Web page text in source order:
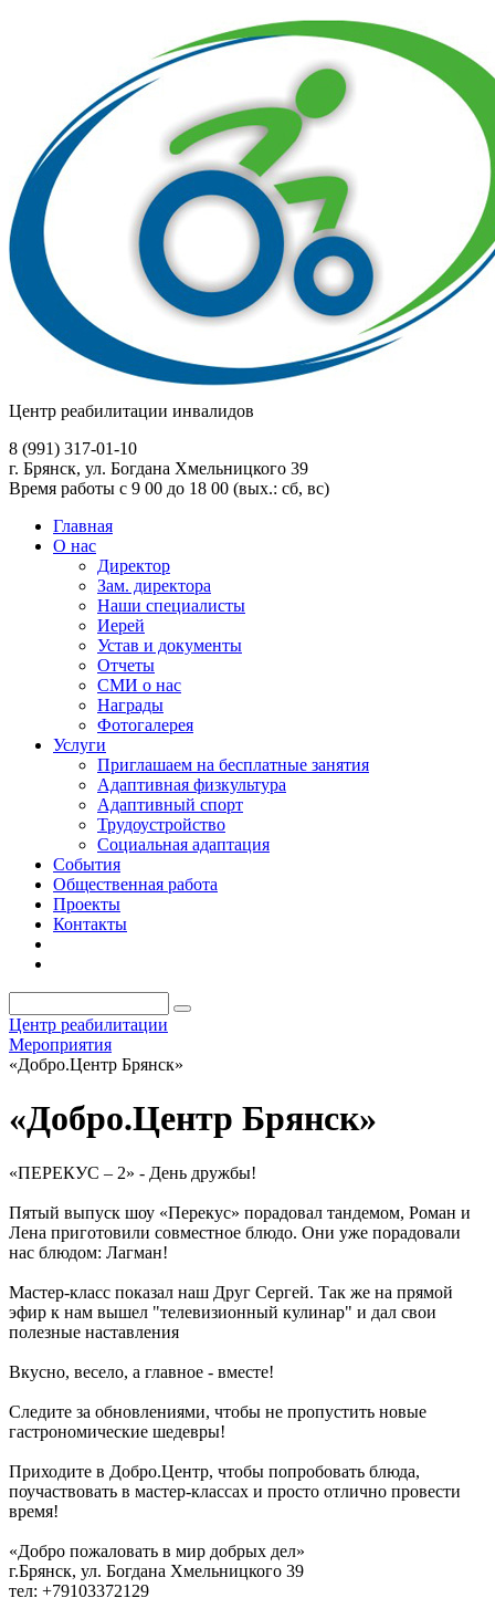
Центр реабилитации инвалидов
8 (991) 317-01-10
г. Брянск, ул. Богдана Хмельницкого 39
Время работы с 9 00 до 18 00 (вых.: сб, вс)
Главная
О нас
Директор
Зам. директора
Наши специалисты
Иерей
Устав и документы
Отчеты
СМИ о нас
Награды
Фотогалерея
Услуги
Приглашаем на бесплатные занятия
Адаптивная физкультура
Адаптивный спорт
Трудоустройство
Социальная адаптация
События
Общественная работа
Проекты
Контакты
Центр реабилитации
Мероприятия
«Добро.Центр Брянск»
«Добро.Центр Брянск»
«ПЕРЕКУС – 2» - День дружбы!
Пятый выпуск шоу «Перекус» порадовал тандемом, Роман и
Лена приготовили совместное блюдо. Они уже порадовали
нас блюдом: Лагман!
Мастер-класс показал наш Друг Сергей. Так же на прямой
эфир к нам вышел "телевизионный кулинар" и дал свои
полезные наставления
Вкусно, весело, а главное - вместе!
Следите за обновлениями, чтобы не пропустить новые
гастрономические шедевры!
Приходите в Добро.Центр, чтобы попробовать блюда,
поучаствовать в мастер-классах и просто отлично провести
время!
«Добро пожаловать в мир добрых дел»
г.Брянск, ул. Богдана Хмельницкого 39
тел: +79103372129